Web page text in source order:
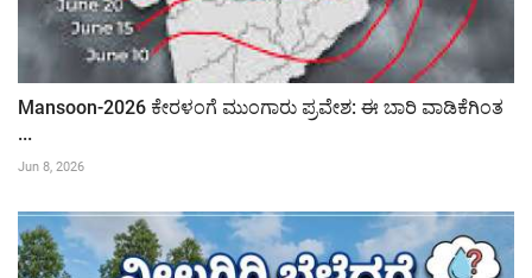
Mansoon-2026 ಕೇರಳಂಗೆ ಮುಂಗಾರು ಪ್ರವೇಶ: ಈ ಬಾರಿ ವಾಡಿಕೆಗಿಂತ
...
Jun 8, 2026